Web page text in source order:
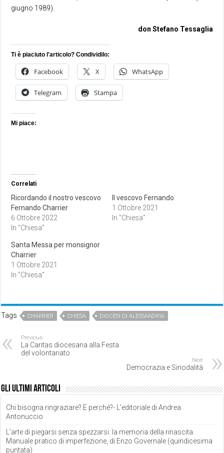
giugno 1989).
don Stefano Tessaglia
Ti è piaciuto l'articolo? Condividilo:
Facebook X WhatsApp
Telegram Stampa
Mi piace:
Correlati
Ricordando il nostro vescovo
Fernando Charrier
6 Ottobre 2022
In "Chiesa"
Il vescovo Fernando
1 Ottobre 2021
In "Chiesa"
Santa Messa per monsignor
Charrier
1 Ottobre 2021
In "Chiesa"
Tags CHARRIER CHIESA DIOCESI DI ALESSANDRIA
Previous
La Caritas diocesana alla Festa
del volontariato
Next
Democrazia e Sinodalità
Gli ultimi articoli
Chi bisogna ringraziare? E perché?- L’editoriale di Andrea
Antonuccio
L’arte di piegarsi senza spezzarsi: la memoria della rinascita.
Manuale pratico di imperfezione, di Enzo Governale (quindicesima
puntata)